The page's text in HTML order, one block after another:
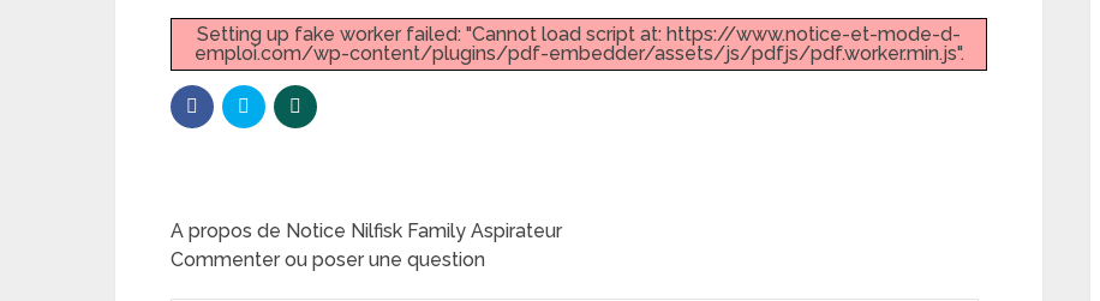
Setting up fake worker failed: "Cannot load script at: https://www.notice-et-mode-d-
emploi.com/wp-content/plugins/pdf-embedder/assets/js/pdfjs/pdf.worker.min.js".
A propos de Notice Nilfisk Family Aspirateur
Commenter ou poser une question